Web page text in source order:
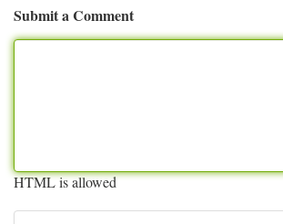
Submit a Comment
HTML is allowed